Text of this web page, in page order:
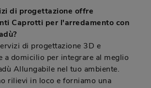
di progettazione offre
Caprotti per l'arredamento con
di progettazione 3D e
a domicilio per integrare al meglio
Allungabile nel tuo ambiente.
rilievi in loco e forniamo una